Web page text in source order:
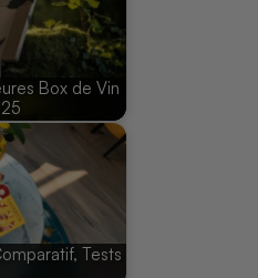
Box de Vin
Tests